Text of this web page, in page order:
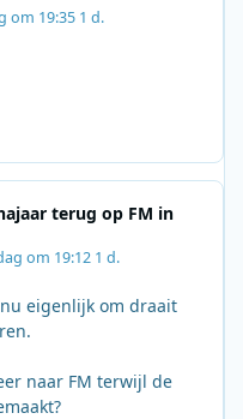
om 19:35 1 d.
terug op FM in
om 19:12 1 d.
eigenlijk om draait
naar FM terwijl de